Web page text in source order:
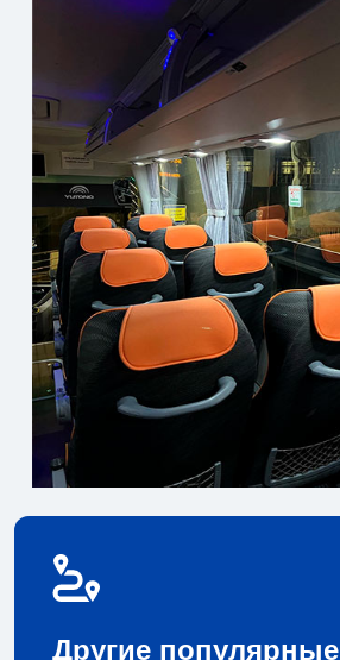
Другие популярные